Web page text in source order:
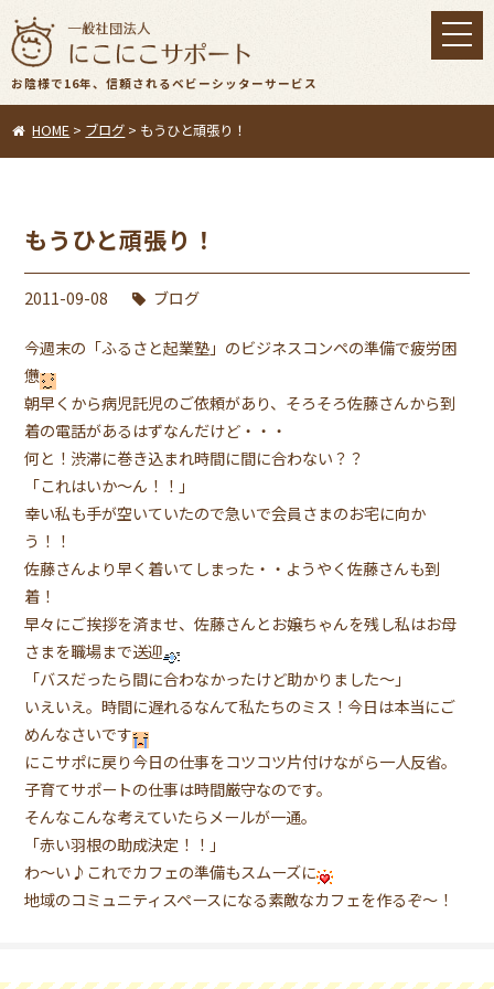
お陰様で16年、信頼されるベビーシッターサービス
toggle
HOME > ブログ > もうひと頑張り！
もうひと頑張り！
2011-09-08 ブログ
今週末の「ふるさと起業塾」のビジネスコンペの準備で疲労困
憊
朝早くから病児託児のご依頼があり、そろそろ佐藤さんから到
着の電話があるはずなんだけど・・・
何と！渋滞に巻き込まれ時間に間に合わない？？
「これはいか〜ん！！」
幸い私も手が空いていたので急いで会員さまのお宅に向か
う！！
佐藤さんより早く着いてしまった・・ようやく佐藤さんも到
着！
早々にご挨拶を済ませ、佐藤さんとお嬢ちゃんを残し私はお母
さまを職場まで送迎
「バスだったら間に合わなかったけど助かりました〜」
いえいえ。時間に遅れるなんて私たちのミス！今日は本当にご
めんなさいです
にこサポに戻り今日の仕事をコツコツ片付けながら一人反省。
子育てサポートの仕事は時間厳守なのです。
そんなこんな考えていたらメールが一通。
「赤い羽根の助成決定！！」
わ〜い♪これでカフェの準備もスムーズに
地域のコミュニティスペースになる素敵なカフェを作るぞ〜！